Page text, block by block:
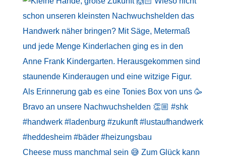
Cheese muss manchmal sein 😅 Zum Glück kann